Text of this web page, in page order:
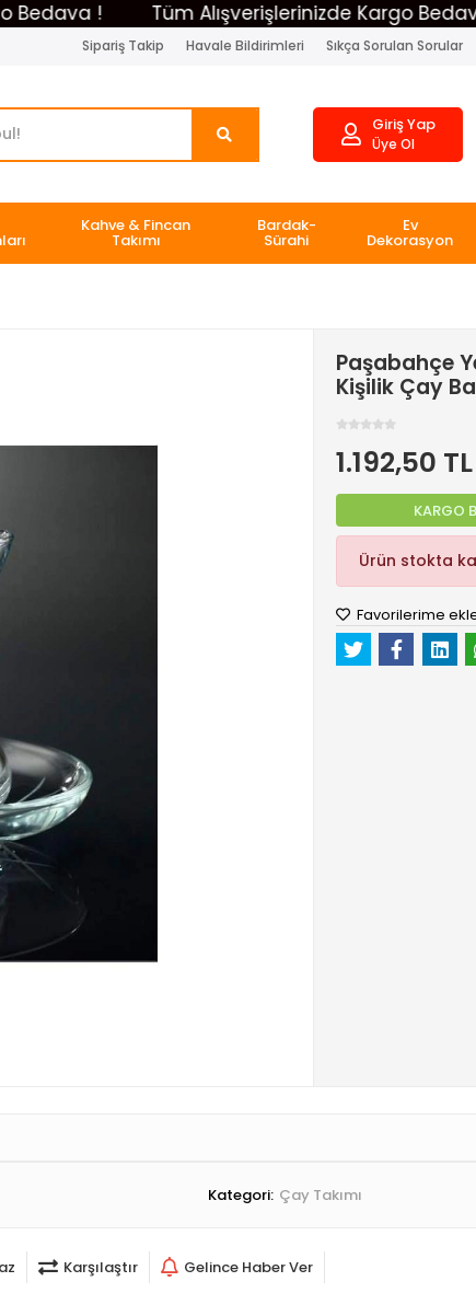
! Tüm Alışverişlerinizde Kargo Bedava !
Sipariş Takip Havale Bildirimleri Sıkça Sorulan Sorular
Giriş Yap
Üye Ol
Kahve & Fincan
Takımı
Bardak-
Sürahi
Ev
Dekorasyon
Paşabahçe
Kişilik Çay
1.192,50 TL
KARGO
Ürün stokta
Favorilerime
Kategori: Çay Takımı
Karşılaştır Gelince Haber Ver